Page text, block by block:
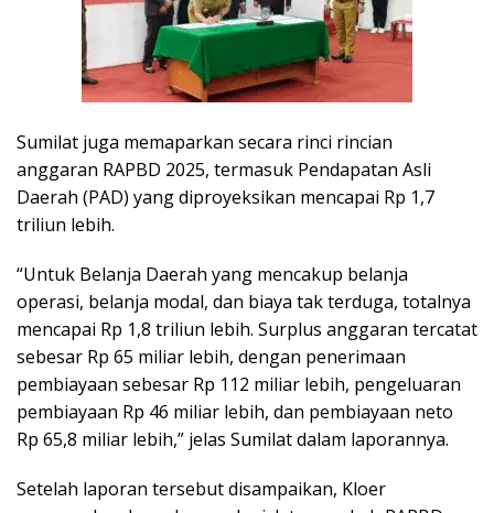
Sumilat juga memaparkan secara rinci rincian
anggaran RAPBD 2025, termasuk Pendapatan Asli
Daerah (PAD) yang diproyeksikan mencapai Rp 1,7
triliun lebih.
“Untuk Belanja Daerah yang mencakup belanja
operasi, belanja modal, dan biaya tak terduga, totalnya
mencapai Rp 1,8 triliun lebih. Surplus anggaran tercatat
sebesar Rp 65 miliar lebih, dengan penerimaan
pembiayaan sebesar Rp 112 miliar lebih, pengeluaran
pembiayaan Rp 46 miliar lebih, dan pembiayaan neto
Rp 65,8 miliar lebih,” jelas Sumilat dalam laporannya.
Setelah laporan tersebut disampaikan, Kloer